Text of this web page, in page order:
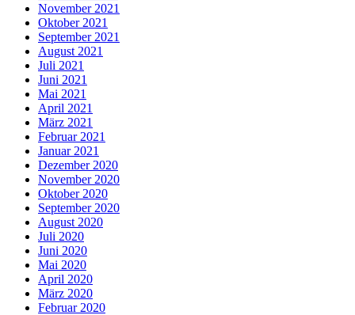
November 2021
Oktober 2021
September 2021
August 2021
Juli 2021
Juni 2021
Mai 2021
April 2021
März 2021
Februar 2021
Januar 2021
Dezember 2020
November 2020
Oktober 2020
September 2020
August 2020
Juli 2020
Juni 2020
Mai 2020
April 2020
März 2020
Februar 2020